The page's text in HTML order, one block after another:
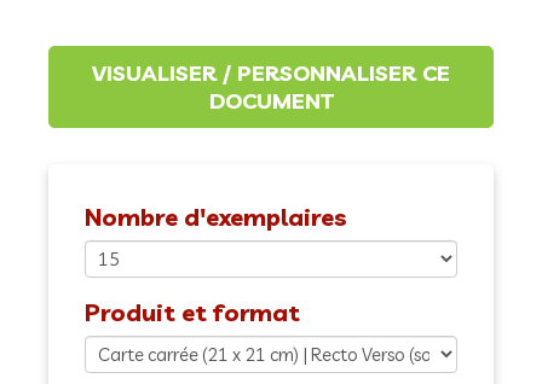
Nombre d'exemplaires
Produit et format